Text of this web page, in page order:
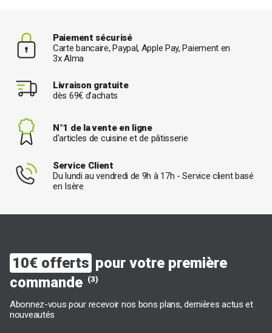
Paiement sécurisé
Carte bancaire, Paypal, Apple Pay, Paiement en
3x Alma
Livraison gratuite
dès 69€ d’achats
N°1 de la vente en ligne
d'articles de cuisine et de pâtisserie
Service Client
Du lundi au vendredi de 9h à 17h - Service client basé
en Isère
10€ offerts pour votre première
commande (3)
Abonnez-vous pour recevoir nos bons plans, dernières actus et
nouveautés